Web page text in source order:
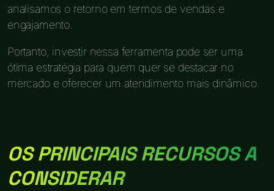
analisamos o retorno em termos de vendas e
engajamento.
Portanto, investir nessa ferramenta pode ser uma
ótima estratégia para quem quer se destacar no
mercado e oferecer um atendimento mais dinâmico.
OS PRINCIPAIS RECURSOS A
CONSIDERAR